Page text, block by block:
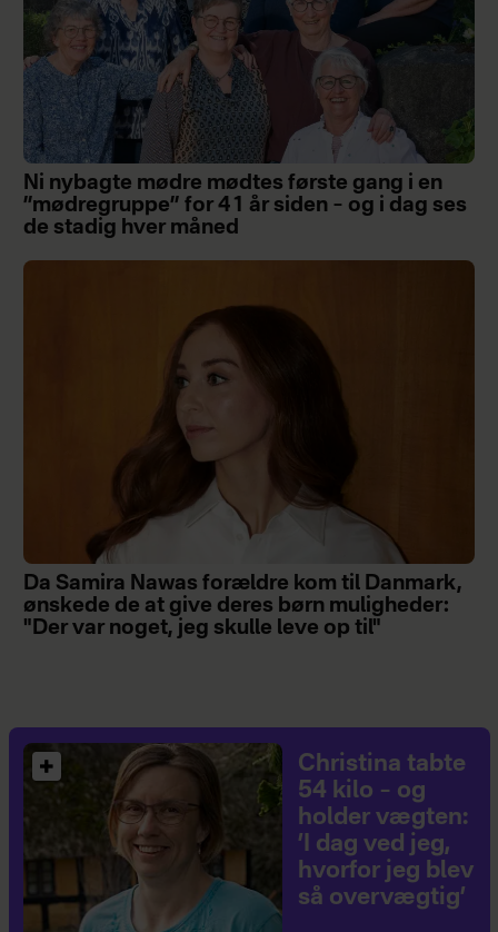
Ni nybagte mødre mødtes første gang i en
”mødregruppe” for 41 år siden – og i dag ses
de stadig hver måned
Da Samira Nawas forældre kom til Danmark,
ønskede de at give deres børn muligheder:
"Der var noget, jeg skulle leve op til"
Christina tabte
54 kilo – og
holder vægten:
’I dag ved jeg,
hvorfor jeg blev
så overvægtig’